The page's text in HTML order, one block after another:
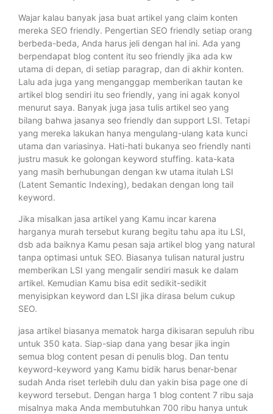
Wajar kalau banyak jasa buat artikel yang claim konten
mereka SEO friendly. Pengertian SEO friendly setiap orang
berbeda-beda, Anda harus jeli dengan hal ini. Ada yang
berpendapat blog content itu seo friendly jika ada kw
utama di depan, di setiap paragrap, dan di akhir konten.
Lalu ada juga yang menganggap memberikan tautan ke
artikel blog sendiri itu seo friendly, yang ini agak konyol
menurut saya. Banyak juga jasa tulis artikel seo yang
bilang bahwa jasanya seo friendly dan support LSI. Tetapi
yang mereka lakukan hanya mengulang-ulang kata kunci
utama dan variasinya. Hati-hati bukanya seo friendly nanti
justru masuk ke golongan keyword stuffing. kata-kata
yang masih berhubungan dengan kw utama itulah LSI
(Latent Semantic Indexing), bedakan dengan long tail
keyword.
Jika misalkan jasa artikel yang Kamu incar karena
harganya murah tersebut kurang begitu tahu apa itu LSI,
dsb ada baiknya Kamu pesan saja artikel blog yang natural
tanpa optimasi untuk SEO. Biasanya tulisan natural justru
memberikan LSI yang mengalir sendiri masuk ke dalam
artikel. Kemudian Kamu bisa edit sedikit-sedikit
menyisipkan keyword dan LSI jika dirasa belum cukup
SEO.
jasa artikel biasanya mematok harga dikisaran sepuluh ribu
untuk 350 kata. Siap-siap dana yang besar jika ingin
semua blog content pesan di penulis blog. Dan tentu
keyword-keyword yang Kamu bidik harus benar-benar
sudah Anda riset terlebih dulu dan yakin bisa page one di
keyword tersebut. Dengan harga 1 blog content 7 ribu saja
misalnya maka Anda membutuhkan 700 ribu hanya untuk